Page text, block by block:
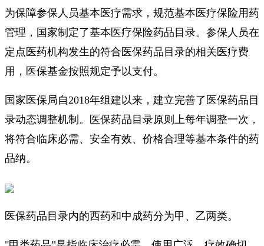
为保障参保人 员基本医疗需求，规范基本医疗保险用药
管理， 国 家制定了基本医疗保险药品目录。参保人员在
定点医药机构发生的符合医保药品目录的相关医疗费
用，医保基金按照规定予以支付。
国家医保局自2018年组建以来，建立完善了医保药品目
录动态调整机制。医保药品目录原则上每年调整一次，
将符合临床必需、安全有效、价格合理等基本条件的药
品纳。
医保药品目录内的西药和中成药分为甲、乙两类。